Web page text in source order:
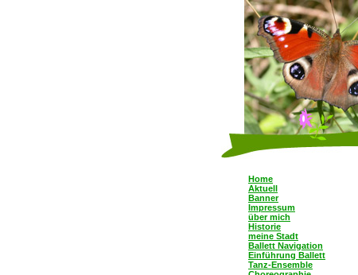
Home
Aktuell
Banner
Impressum
über mich
Historie
meine Stadt
Ballett Navigation
Einführung Ballett
Tanz-Ensemble